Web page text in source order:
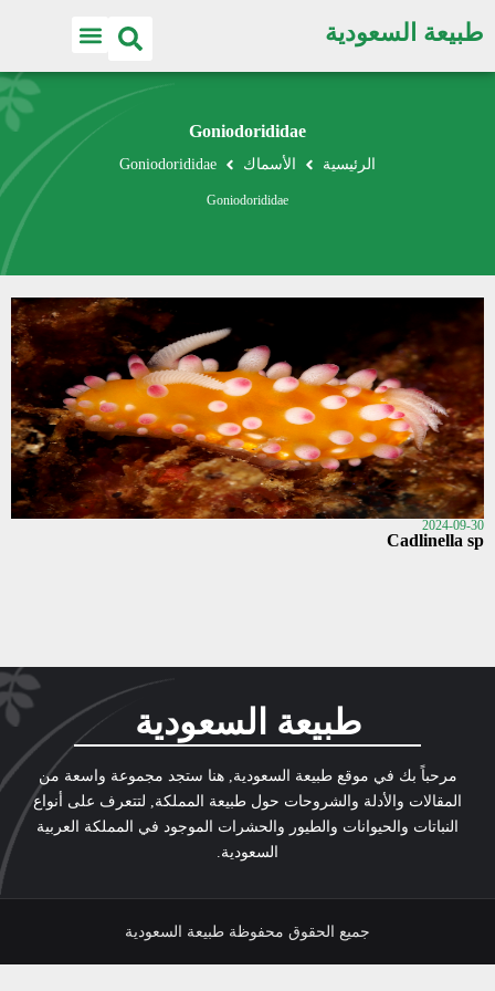
طبيعة السعودية
Goniodorididae
الرئيسية الأسماك Goniodorididae
Goniodorididae
2024-09-30
Cadlinella sp
طبيعة السعودية
مرحباً بك في موقع طبيعة السعودية, هنا ستجد مجموعة واسعة من
المقالات والأدلة والشروحات حول طبيعة المملكة, لتتعرف على أنواع
النباتات والحيوانات والطيور والحشرات الموجود في المملكة العربية
السعودية.
جميع الحقوق محفوظة طبيعة السعودية